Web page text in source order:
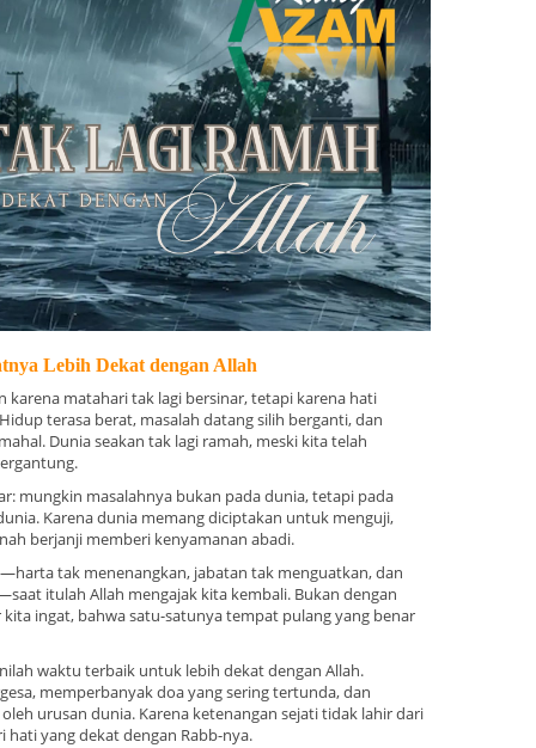
Lebih Dekat dengan Allah
karena matahari tak lagi bersinar, tetapi karena hati
terasa berat, masalah datang silih berganti, dan
Dunia seakan tak lagi ramah, meski kita telah
mungkin masalahnya bukan pada dunia, tetapi pada
Karena dunia memang diciptakan untuk menguji,
berjanji memberi kenyamanan abadi.
tak menenangkan, jabatan tak menguatkan, dan
itulah Allah mengajak kita kembali. Bukan dengan
ingat, bahwa satu-satunya tempat pulang yang benar
waktu terbaik untuk lebih dekat dengan Allah.
memperbanyak doa yang sering tertunda, dan
urusan dunia. Karena ketenangan sejati tidak lahir dari
hati yang dekat dengan Rabb-nya.